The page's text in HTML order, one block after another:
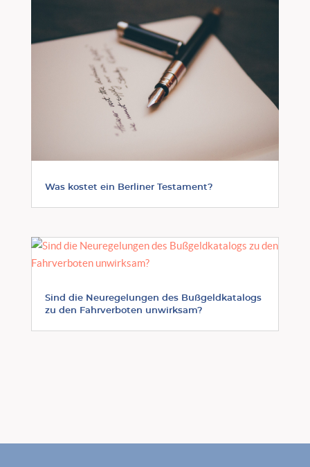
Was kostet ein Berliner Testament?
Sind die Neuregelungen des Bußgeldkatalogs
zu den Fahrverboten unwirksam?